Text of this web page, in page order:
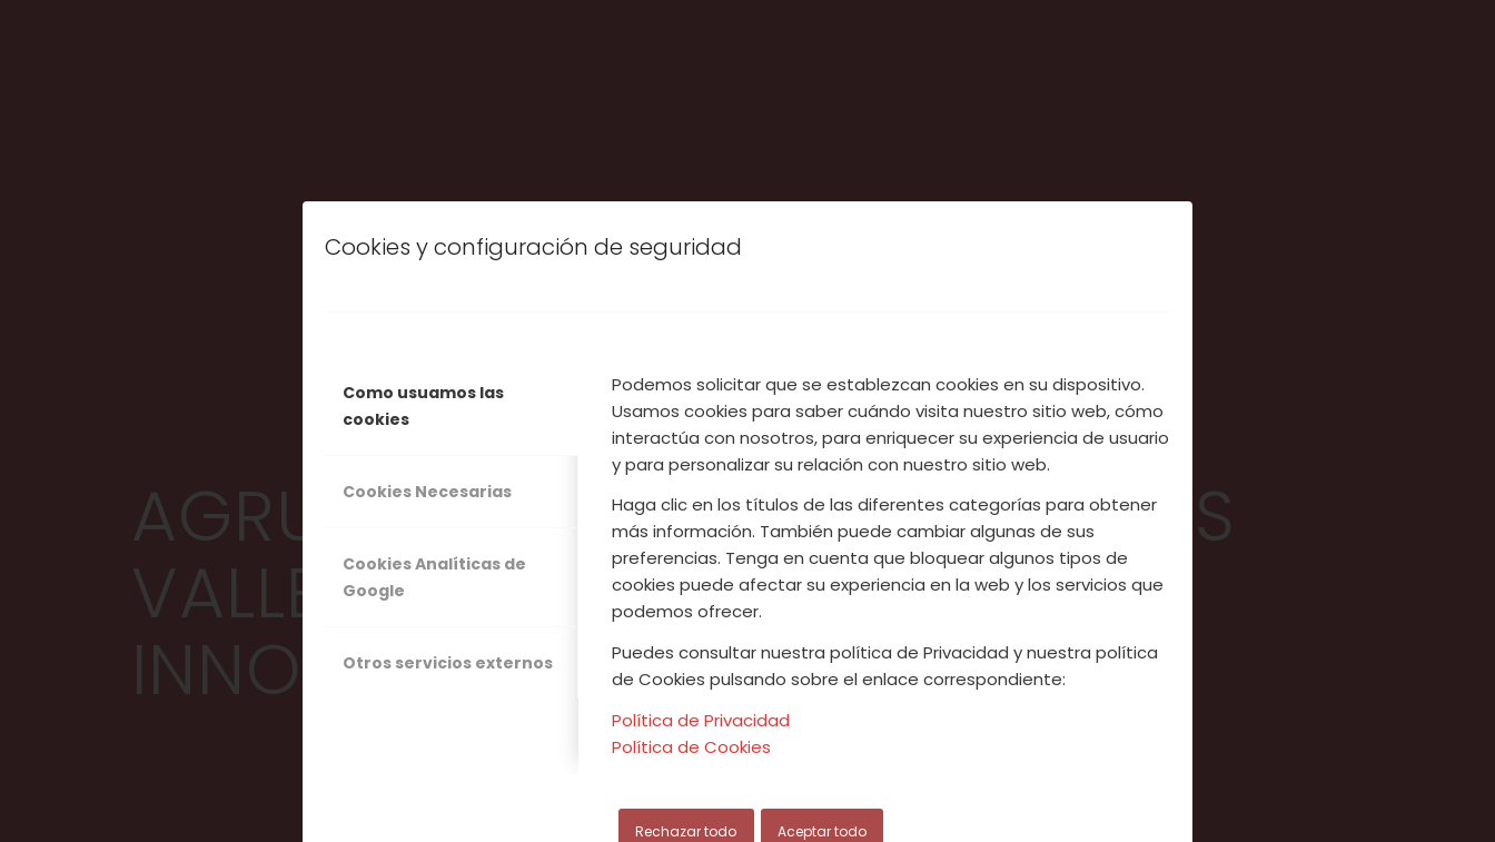
Cookies y configuración de seguridad
Como usuamos las
cookies
Cookies Necesarias
Cookies Analíticas de
Google
Otros servicios externos
Podemos solicitar que se establezcan cookies en su dispositivo.
Usamos cookies para saber cuándo visita nuestro sitio web, cómo
interactúa con nosotros, para enriquecer su experiencia de usuario
y para personalizar su relación con nuestro sitio web.
Haga clic en los títulos de las diferentes categorías para obtener
más información. También puede cambiar algunas de sus
preferencias. Tenga en cuenta que bloquear algunos tipos de
cookies puede afectar su experiencia en la web y los servicios que
podemos ofrecer.
Puedes consultar nuestra política de Privacidad y nuestra política
de Cookies pulsando sobre el enlace correspondiente:
Política de Privacidad
Política de Cookies
Rechazar todo Aceptar todo
AGRUPACIÓN DE COOPERATIVAS
VALLE DEL JERTE
INNOVACIÓN